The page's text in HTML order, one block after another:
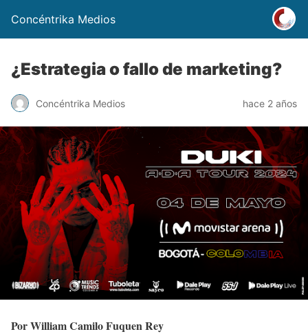
Concéntrika Medios
¿Estrategia o fallo de marketing?
Concéntrika Medios hace 2 años
Por William Camilo Fuquen Rey